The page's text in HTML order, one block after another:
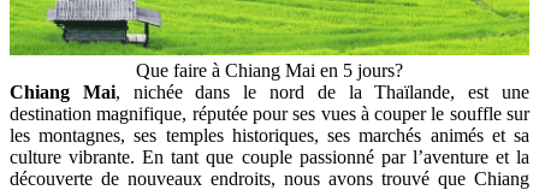
Que faire à Chiang Mai en 5 jours?
Chiang Mai, nichée dans le nord de la Thaïlande, est une
destination magnifique, réputée pour ses vues à couper le souffle sur
les montagnes, ses temples historiques, ses marchés animés et sa
culture vibrante. En tant que couple passionné par l’aventure et la
découverte de nouveaux endroits, nous avons trouvé que Chiang